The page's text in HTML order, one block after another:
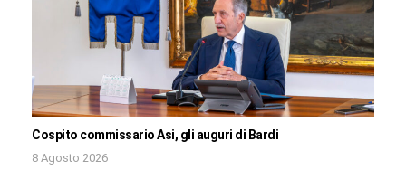
Cospito commissario Asi, gli auguri di Bardi
8 Agosto 2026